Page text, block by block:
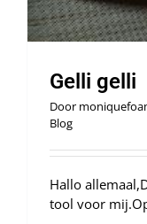
Gelli gelli
Door
Blog
Hallo
tool voor